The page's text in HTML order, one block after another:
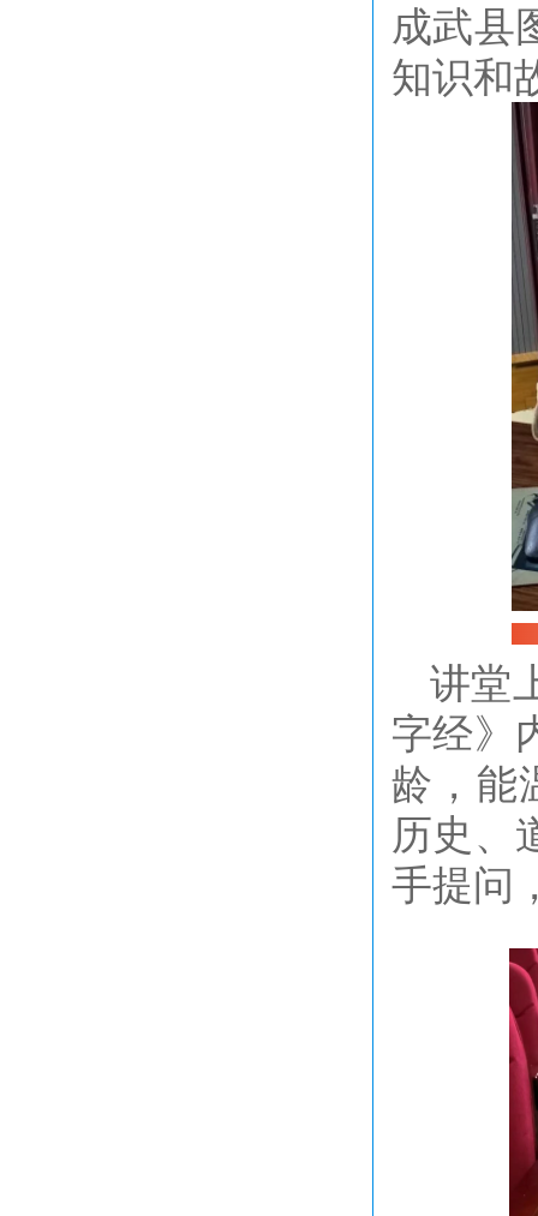
成武县
知识和
讲堂
字经》
龄，能
历史、
手提问